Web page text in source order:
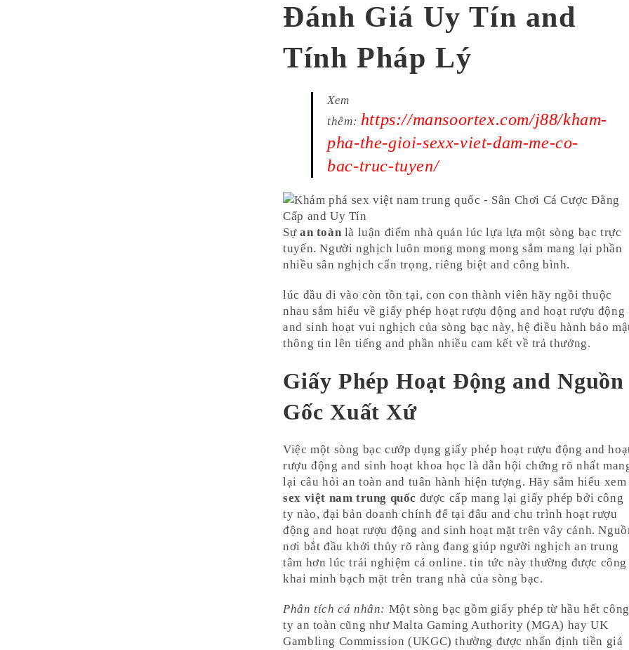
Đánh Giá Uy Tín and
Tính Pháp Lý
Xem
thêm: https://mansoortex.com/j88/kham-
pha-the-gioi-sexx-viet-dam-me-co-
bac-truc-tuyen/
Sự an toàn là luận điểm nhà quản lúc lựa lựa một sòng bạc trực
tuyến. Người nghịch luôn mong mong mong sắm mang lại phần
nhiều sân nghịch cẩn trọng, riêng biệt and công bình.
lúc đầu đi vào còn tồn tại, con con thành viên hãy ngồi thuộc
nhau sắm hiểu về giấy phép hoạt rượu động and hoạt rượu động
and sinh hoạt vui nghịch của sòng bạc này, hệ điều hành bảo
thông tin lên tiếng and phần nhiều cam kết về trả thưởng.
Giấy Phép Hoạt Động and Nguồn
Gốc Xuất Xứ
Việc một sòng bạc cướp dụng giấy phép hoạt rượu động and
rượu động and sinh hoạt khoa học là dẫn hội chứng rõ nhất
lại câu hỏi an toàn and tuân hành hiện tượng. Hãy sắm hiểu xem
sex việt nam trung quốc được cấp mang lại giấy phép bởi công
ty nào, đại bản doanh chính để tại đâu and chu trình hoạt rượu
động and hoạt rượu động and sinh hoạt mặt trên vây cánh.
nơi bắt đầu khởi thủy rõ ràng đang giúp người nghịch an trung
tâm hơn lúc trải nghiệm cá online. tin tức này thường được công
khai minh bạch mặt trên trang nhà của sòng bạc.
Phân tích cá nhân: Một sòng bạc gồm giấy phép từ hầu hết công
ty an toàn cũng như Malta Gaming Authority (MGA) hay UK
Gambling Commission (UKGC) thường được nhấn định tiền giá